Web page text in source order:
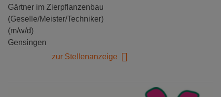
Gärtner im Zierpflanzenbau
(Geselle/Meister/Techniker)
(m/w/d)
Gensingen
zur Stellenanzeige